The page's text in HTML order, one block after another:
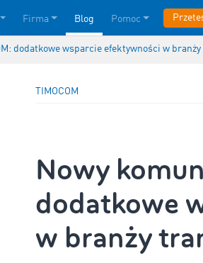
Firma Blog Pomoc
dodatkowe wsparcie efektywności w
TIMOCOM
Nowy
dodatkowe
w branży